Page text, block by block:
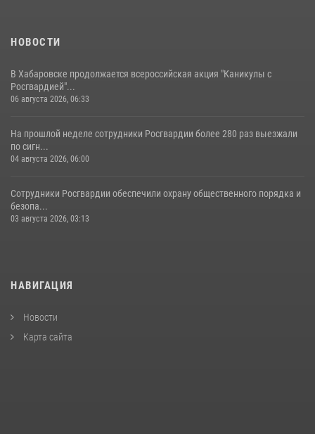
НОВОСТИ
В Хабаровске продолжается всероссийская акция "Каникулы с
Росгвардией"...
06 августа 2026, 06:33
На прошлой неделе сотрудники Росгвардии более 280 раз выезжали
по сигн...
04 августа 2026, 06:00
Сотрудники Росгвардии обеспечили охрану общественного порядка и
безопа...
03 августа 2026, 03:13
НАВИГАЦИЯ
Новости
Карта сайта